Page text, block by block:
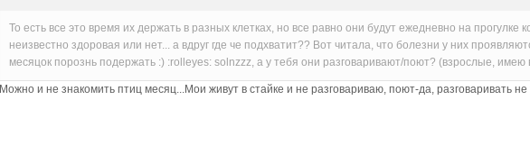
То есть все это время их держать в разных клетках, но все равно они будут ежедневно на
неизвестно здоровая или нет... а вдруг где че подхватит?? Вот читала, что болезни у них
месяцок порознь подержать :) :rolleyes: solnzzz, а у тебя они разговаривают/поют? (взрослые, имею
Можно и не знакомить птиц месяц...Мои живут в стайке и не разговариваю, поют-да, разговаривать